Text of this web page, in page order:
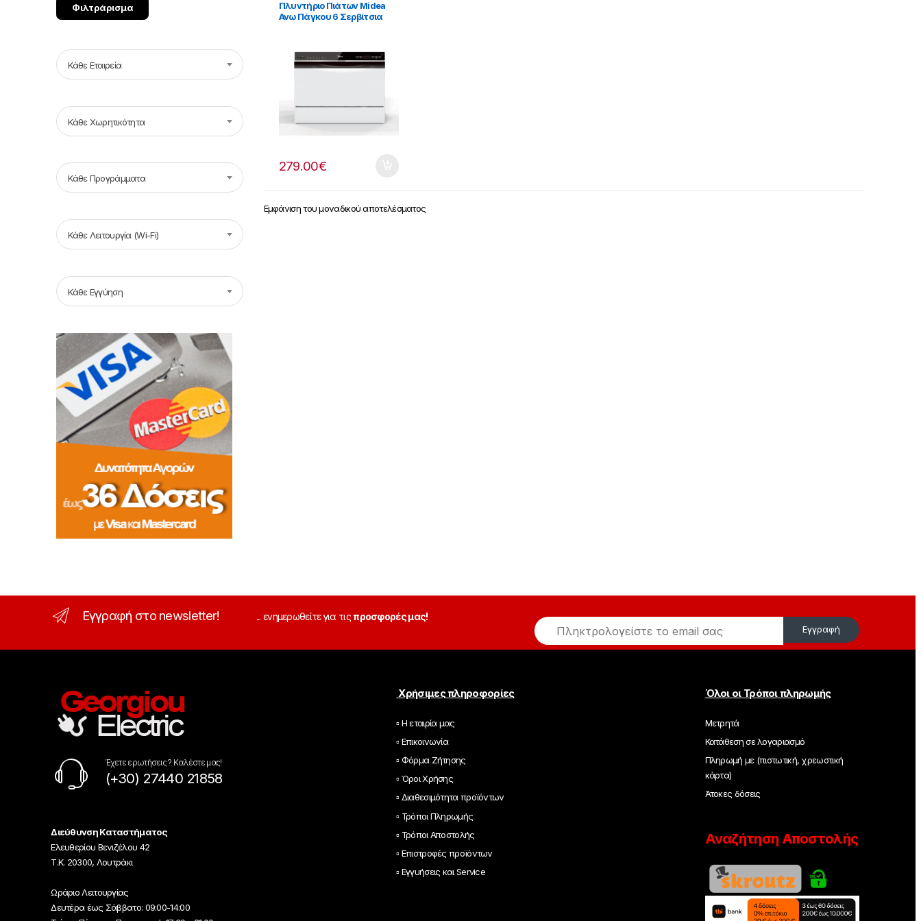
Πλυντήριο Πιάτων Midea
Ανω Πάγκου 6 Σερβίτσια
279.00€
Εμφάνιση του μοναδικού αποτελέσματος
Φιλτράρισμα
Κάθε Εταιρεία
Κάθε Χωρητικότητα
Κάθε Προγράμματα
Κάθε Λειτουργία (Wi-Fi)
Κάθε Εγγύηση
Εγγραφή στο newsletter! ... ενημερωθείτε για τιςπροσφορές μας!
E
m
a
Εγγραφή
Έχετε ερωτήσεις ? Καλέστε μας!
(+30) 27440 21858
Διεύθυνση Καταστήματος
Ελευθερίου Βενιζέλου 42
Τ.Κ. 20300, Λουτράκι
Ωράριο Λειτουργίας
Δευτέρα έως Σάββατο: 09:00-14:00
Χρήσιμες πληροφορίες
▫ Η εταιρία μας
▫ Επικοινωνία
▫ Φόρμα Ζήτησης
▫ Όροι Χρήσης
▫ Διαθεσιμότητα προϊόντων
▫ Τρόποι Πληρωμής
▫ Τρόποι Αποστολής
▫ Επιστροφές προϊόντων
▫ Εγγυήσεις και Service
Όλοι οι Τρόποι πληρωμής
Μετρητά
Κατάθεση σε λογαριασμό
Πληρωμή με (πιστωτική, χρεωστική
κάρτα)
Άτοκες δόσεις
Αναζήτηση Αποστολής